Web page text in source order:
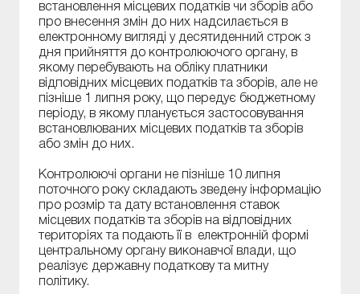
встановлення місцевих податків чи зборів або
про внесення змін до них надсилається в
електронному вигляді у десятиденний строк з
дня прийняття до контролюючого органу, в
якому перебувають на обліку платники
відповідних місцевих податків та зборів, але не
пізніше 1 липня року, що передує бюджетному
періоду, в якому планується застосовування
встановлюваних місцевих податків та зборів
або змін до них.
Контролюючі органи не пізніше 10 липня
поточного року складають зведену інформацію
про розмір та дату встановлення ставок
місцевих податків та зборів на відповідних
територіях та подають її в електронній формі
центральному органу виконавчої влади, що
реалізує державну податкову та митну
політику.